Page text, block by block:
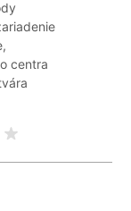
centra